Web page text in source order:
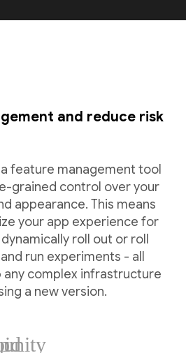
and reduce risk
feature management tool
grained control over your
appearance. This means
your app experience for
roll out or roll
run experiments - all
complex infrastructure
a new version.